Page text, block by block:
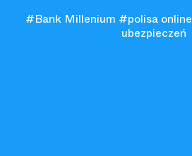
#Bank Millenium #polisa online
ubezpieczeń